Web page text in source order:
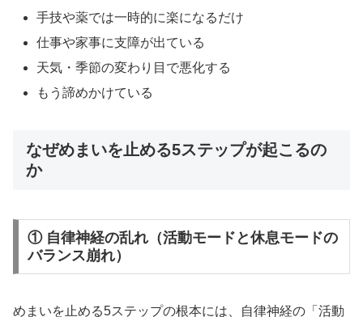
手技や薬では一時的に楽になるだけ
仕事や家事に支障が出ている
天気・季節の変わり目で悪化する
もう諦めかけている
なぜめまいを止める5ステップが起こるの
か
① 自律神経の乱れ（活動モードと休息モードの
バランス崩れ）
めまいを止める5ステップの根本には、自律神経の「活動